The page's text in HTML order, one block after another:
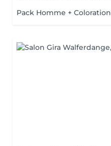
Pack Homme + Coloration